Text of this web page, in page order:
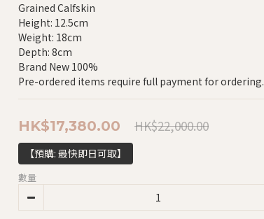
Grained Calfskin
Height: 12.5cm
Weight: 18cm
Depth: 8cm
Brand New 100%
Pre-ordered items require full payment for ordering.
HK$17,380.00 HK$22,000.00
【預購: 最快即日可取】
數量